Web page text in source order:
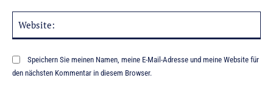
Speichern Sie meinen Namen, meine E-Mail-Adresse und meine Website für
den nächsten Kommentar in diesem Browser.